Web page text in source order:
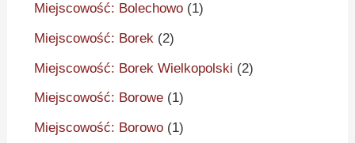
Miejscowość: Bolechowo (1)
Miejscowość: Borek (2)
Miejscowość: Borek Wielkopolski (2)
Miejscowość: Borowe (1)
Miejscowość: Borowo (1)